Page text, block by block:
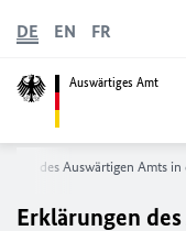
Auswärtiges Amt
DE EN FR
des Auswärtigen Amts
Erklärungen